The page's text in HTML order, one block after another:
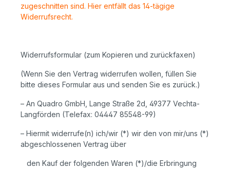
zugeschnitten sind. Hier entfällt das 14-tägige
Widerrufsrecht.
Widerrufsformular (zum Kopieren und zurückfaxen)
(Wenn Sie den Vertrag widerrufen wollen, füllen Sie
bitte dieses Formular aus und senden Sie es zurück.)
– An Quadro GmbH, Lange Straße 2d, 49377 Vechta-
Langförden (Telefax: 04447 85548-99)
– Hiermit widerrufe(n) ich/wir (*) wir den von mir/uns (*)
abgeschlossenen Vertrag über
den Kauf der folgenden Waren (*)/die Erbringung